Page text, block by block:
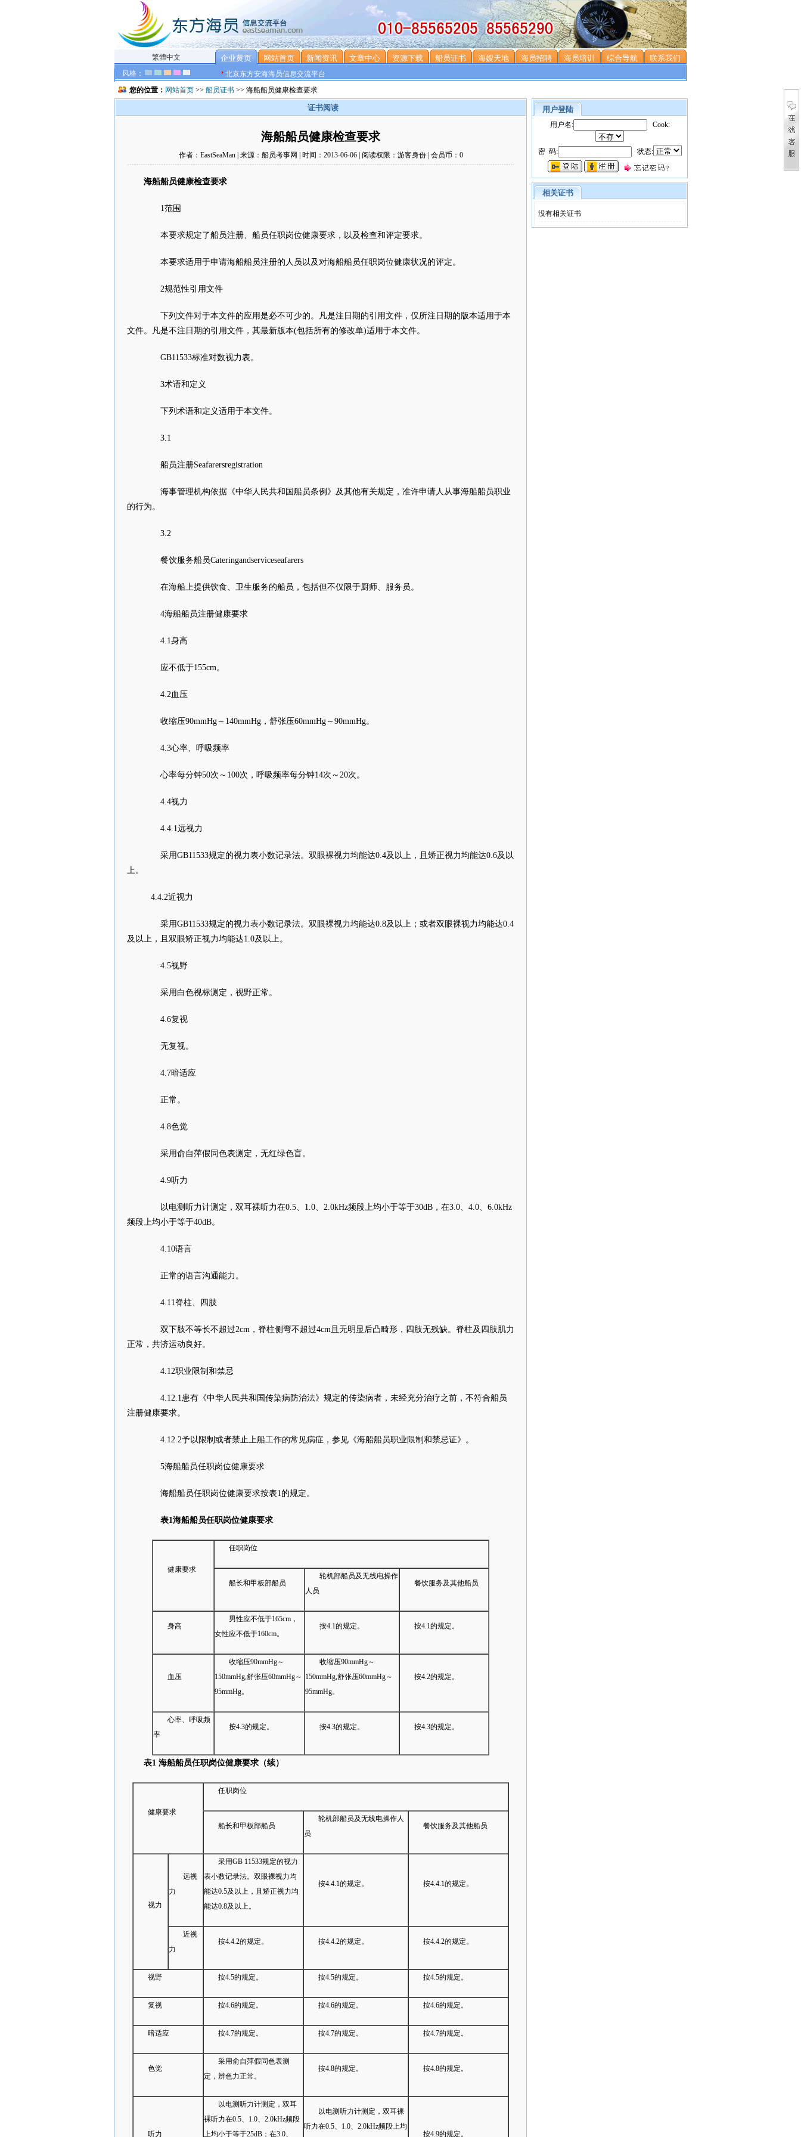
繁體中文
风格：
企业黄页 网站首页 新闻资讯 文章中心 资源下载 船员证书 海嫂天地 海员招聘 海员培训 综合导航 联系我们
北京东方安海海员信息交流平台
您的位置： 网站首页 >> 船员证书 >> 海船船员健康检查要求
证书阅读
海船船员健康检查要求
作者：EastSeaMan | 来源：船员考事网 | 时间：2013-06-06 | 阅读权限：游客身份 | 会员币：0
海船船员健康检查要求
1范围
本要求规定了船员注册、船员任职岗位健康要求，以及检查和评定要求。
本要求适用于申请海船船员注册的人员以及对海船船员任职岗位健康状况的评定。
2规范性引用文件
下列文件对于本文件的应用是必不可少的。凡是注日期的引用文件，仅所注日期的版本适用于本
文件。凡是不注日期的引用文件，其最新版本(包括所有的修改单)适用于本文件。
GB11533标准对数视力表。
3术语和定义
下列术语和定义适用于本文件。
3.1
船员注册Seafarersregistration
海事管理机构依据《中华人民共和国船员条例》及其他有关规定，准许申请人从事海船船员职业
的行为。
3.2
餐饮服务船员Cateringandserviceseafarers
在海船上提供饮食、卫生服务的船员，包括但不仅限于厨师、服务员。
4海船船员注册健康要求
4.1身高
应不低于155cm。
4.2血压
收缩压90mmHg～140mmHg，舒张压60mmHg～90mmHg。
4.3心率、呼吸频率
心率每分钟50次～100次，呼吸频率每分钟14次～20次。
4.4视力
4.4.1远视力
采用GB11533规定的视力表小数记录法。双眼裸视力均能达0.4及以上，且矫正视力均能达0.6及以
上。
4.4.2近视力
采用GB11533规定的视力表小数记录法。双眼裸视力均能达0.8及以上；或者双眼裸视力均能达0.4
及以上，且双眼矫正视力均能达1.0及以上。
4.5视野
采用白色视标测定，视野正常。
4.6复视
无复视。
4.7暗适应
正常。
4.8色觉
采用俞自萍假同色表测定，无红绿色盲。
4.9听力
以电测听力计测定，双耳裸听力在0.5、1.0、2.0kHz频段上均小于等于30dB，在3.0、4.0、6.0kHz
频段上均小于等于40dB。
4.10语言
正常的语言沟通能力。
4.11脊柱、四肢
双下肢不等长不超过2cm，脊柱侧弯不超过4cm且无明显后凸畸形，四肢无残缺。脊柱及四肢肌力
正常，共济运动良好。
4.12职业限制和禁忌
4.12.1患有《中华人民共和国传染病防治法》规定的传染病者，未经充分治疗之前，不符合船员
注册健康要求。
4.12.2予以限制或者禁止上船工作的常见病症，参见《海船船员职业限制和禁忌证》。
5海船船员任职岗位健康要求
海船船员任职岗位健康要求按表1的规定。
表1海船船员任职岗位健康要求
健康要求
任职岗位
船长和甲板部船员
轮机部船员及无线电操作
人员
餐饮服务及其他船员
身高
男性应不低于165cm，
女性应不低于160cm。
按4.1的规定。 按4.1的规定。
血压
收缩压90mmHg～
150mmHg,舒张压60mmHg～
95mmHg。
收缩压90mmHg～
150mmHg,舒张压60mmHg～
95mmHg。
按4.2的规定。
心率、呼吸频
率
按4.3的规定。 按4.3的规定。 按4.3的规定。
表1 海船船员任职岗位健康要求（续）
健康要求
任职岗位
船长和甲板部船员
轮机部船员及无线电操作人
员
餐饮服务及其他船员
视力
远视
力
采用GB 11533规定的视力
表小数记录法。双眼裸视力均
能达0.5及以上，且矫正视力均
能达0.8及以上。
按4.4.1的规定。 按4.4.1的规定。
近视
力
按4.4.2的规定。 按4.4.2的规定。 按4.4.2的规定。
视野 按4.5的规定。 按4.5的规定。 按4.5的规定。
复视 按4.6的规定。 按4.6的规定。 按4.6的规定。
暗适应 按4.7的规定。 按4.7的规定。 按4.7的规定。
色觉
采用俞自萍假同色表测
定，辨色力正常。
按4.8的规定。 按4.8的规定。
听力
以电测听力计测定，双耳
裸听力在0.5、1.0、2.0kHz频段
上均小于等于25dB；在3.0、
以电测听力计测定，双耳裸
听力在0.5、1.0、2.0kHz频段上均
按4.9的规定。
用户登陆
用户名: Cook:
密 码: 状态:
相关证书
没有相关证书